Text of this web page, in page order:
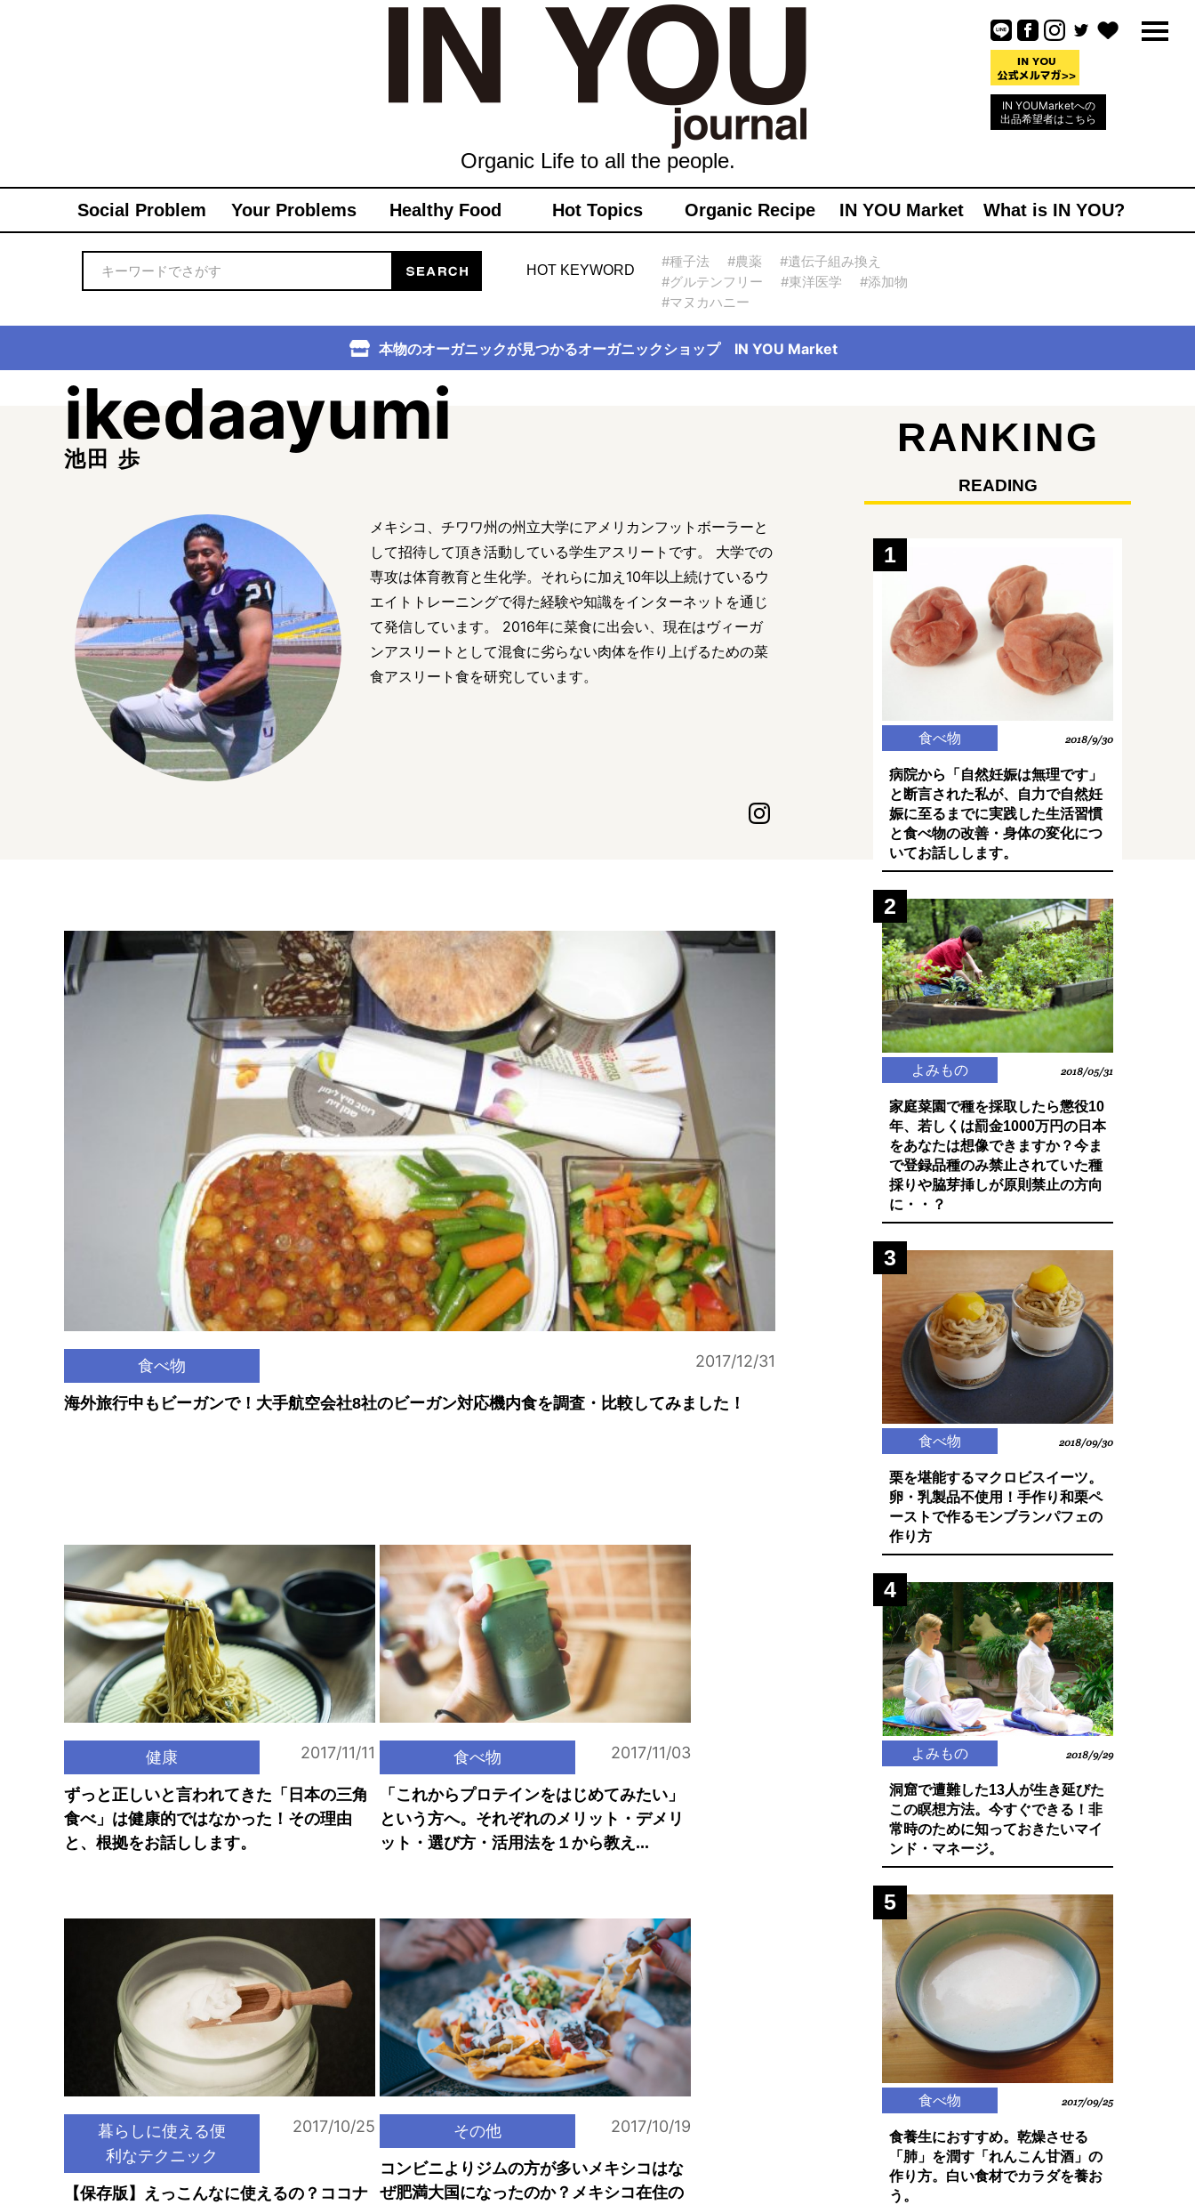
IN YOUMarketへの
出品希望者はこちら
Organic Life to all the people.
Social Problem Your Problems Healthy Food Hot Topics Organic Recipe IN YOU Market What is IN YOU?
HOT KEYWORD
#種子法 #農薬
#遺伝子組み換え
#グルテンフリー
#東洋医学
#添加物
#マヌカハニー
本物のオーガニックが見つかるオーガニックショップ IN YOU Market
ikedaayumi
池田 歩
メキシコ、チワワ州の州立大学にアメリカンフットボーラーと
して招待して頂き活動している学生アスリートです。 大学での
専攻は体育教育と生化学。それらに加え10年以上続けているウ
エイトトレーニングで得た経験や知識をインターネットを通じ
て発信しています。 2016年に菜食に出会い、現在はヴィーガ
ンアスリートとして混食に劣らない肉体を作り上げるための菜
食アスリート食を研究しています。
食べ物 2017/12/31
海外旅行中もビーガンで！大手航空会社8社のビーガン対応機内食を調査・比較してみました！
健康 2017/11/11
ずっと正しいと言われてきた「日本の三角
食べ」は健康的ではなかった！その理由
と、根拠をお話しします。
食べ物 2017/11/03
「これからプロテインをはじめてみたい」
という方へ。それぞれのメリット・デメリ
ット・選び方・活用法を１から教え...
暮らしに使える便
利なテクニック
2017/10/25
【保存版】えっこんなに使えるの？ココナ
その他 2017/10/19
コンビニよりジムの方が多いメキシコはな
ぜ肥満大国になったのか？メキシコ在住の
RANKING
READING
1
食べ物 2018/9/30
病院から「自然妊娠は無理です」
と断言された私が、自力で自然妊
娠に至るまでに実践した生活習慣
と食べ物の改善・身体の変化につ
いてお話しします。
2
よみもの 2018/05/31
家庭菜園で種を採取したら懲役10
年、若しくは罰金1000万円の日本
をあなたは想像できますか？今ま
で登録品種のみ禁止されていた種
採りや脇芽挿しが原則禁止の方向
に・・？
3
食べ物 2018/09/30
栗を堪能するマクロビスイーツ。
卵・乳製品不使用！手作り和栗ペ
ーストで作るモンブランパフェの
作り方
4
よみもの 2018/9/29
洞窟で遭難した13人が生き延びた
この瞑想方法。今すぐできる！非
常時のために知っておきたいマイ
ンド・マネージ。
5
食べ物 2017/09/25
食養生におすすめ。乾燥させる
「肺」を潤す「れんこん甘酒」の
作り方。白い食材でカラダを養お
う。